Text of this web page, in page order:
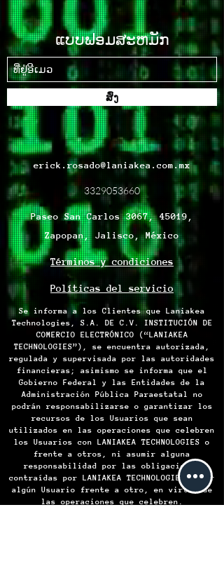
ແບບຟອມສະຫມັກ
ສົ່ງ
erick.rosado@laniakea.com.mx
3329053660
Paseo San Carlos 3067, 45019,
Zapopan, Jalisco, México
Términos y condiciones
Políticas del servicio
Se informa a los Clientes que Laniakea
Technologies, S.A. DE C.V. INSTITUCIÓN DE
COMERCIO ELECTRÓNICO (“LANIAKEA
TECHNOLOGIES”), se encuentra autorizada,
regulada y supervisada por las autoridades
financieras; asimismo se informa que el
Gobierno Federal y las Entidades de la
Administración Pública Paraestatal no
podrán responsabilizarse o garantizar los
recursos de los Usuarios que sean
utilizados en las operaciones que celebren
los Usuarios con LANIAKEA TECHNOLOGIES o
frente a otros, ni asumir alguna
responsabilidad por las obligaciones
contraídas por LANIAKEA TECHNOLOGIES o por
algún Usuario frente a otro, en virtud de
las operaciones que celebren.